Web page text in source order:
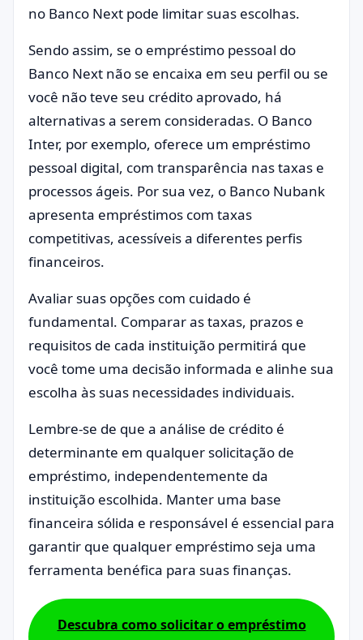
no Banco Next pode limitar suas escolhas.
Sendo assim, se o empréstimo pessoal do
Banco Next não se encaixa em seu perfil ou se
você não teve seu crédito aprovado, há
alternativas a serem consideradas. O Banco
Inter, por exemplo, oferece um empréstimo
pessoal digital, com transparência nas taxas e
processos ágeis. Por sua vez, o Banco Nubank
apresenta empréstimos com taxas
competitivas, acessíveis a diferentes perfis
financeiros.
Avaliar suas opções com cuidado é
fundamental. Comparar as taxas, prazos e
requisitos de cada instituição permitirá que
você tome uma decisão informada e alinhe sua
escolha às suas necessidades individuais.
Lembre-se de que a análise de crédito é
determinante em qualquer solicitação de
empréstimo, independentemente da
instituição escolhida. Manter uma base
financeira sólida e responsável é essencial para
garantir que qualquer empréstimo seja uma
ferramenta benéfica para suas finanças.
Descubra como solicitar o empréstimo